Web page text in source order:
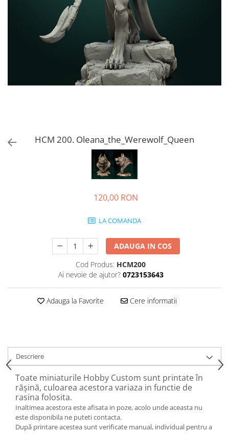
HCM 200. Oleana_the_Werewolf_Queen
120,00 RON
LA COMANDA
ADAUGA IN COS
Cod Produs: HCM200
Ai nevoie de ajutor? 0723153643
Adauga la Favorite Cere informatii
Descriere
Toate miniaturile Hobby Custom sunt printate în
rășină, culoarea acestora variaza in functie de
rasina folosita.
Inaltimea acestora este afisata in poze, acolo unde aceasta nu
este disponibila ne puteti contacta.
După printare acestea sunt verificate manual, individual pentru a